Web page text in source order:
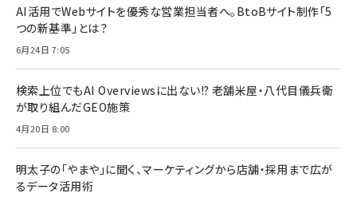
AI活用でWebサイトを優秀な営業担当者へ。BtoBサイト制作「5
つの新基準」とは？
6月24日 7:05
検索上位でもAI Overviewsに出ない!? 老舗米屋・八代目儀兵衛
が取り組んだGEO施策
4月20日 8:00
明太子の「やまや」に聞く、マーケティングから店舗・採用まで広が
るデータ活用術